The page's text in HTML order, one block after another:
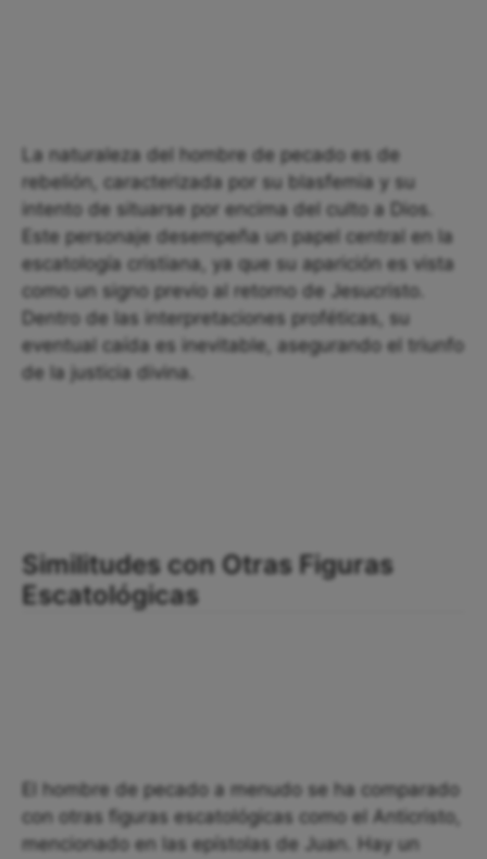
La naturaleza del hombre de pecado es de
rebelión, caracterizada por su blasfemia y su
intento de situarse por encima del culto a Dios.
Este personaje desempeña un papel central en la
escatología cristiana, ya que su aparición es vista
como un signo previo al retorno de Jesucristo.
Dentro de las interpretaciones proféticas, su
eventual caída es inevitable, asegurando el triunfo
de la justicia divina.
Similitudes con Otras Figuras
Escatológicas
El hombre de pecado a menudo se ha comparado
con otras figuras escatológicas como el Anticristo,
mencionado en las epístolas de Juan. Hay un